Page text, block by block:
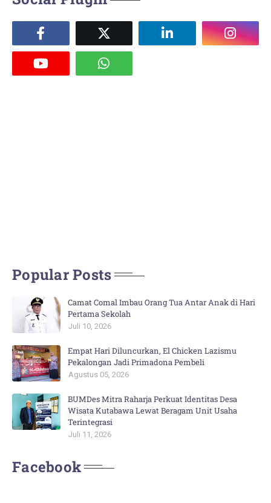
Popular Posts
Camat Comal Imbau Orang Tua Antar Anak di Hari
Pertama Sekolah
Juli 10, 2026
Empat Hari Diluncurkan, El Chicken Lazismu
Pekalongan Jadi Primadona Pembeli
Agustus 05, 2026
BUMDes Mitra Raharja Perkuat Identitas Desa
Wisata Kutabawa Lewat Beragam Unit Usaha
Terintegrasi
Juli 11, 2026
Facebook